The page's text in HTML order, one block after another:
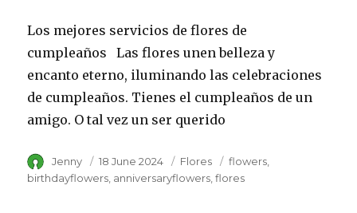
Los mejores servicios de flores de
cumpleaños Las flores unen belleza y
encanto eterno, iluminando las celebraciones
de cumpleaños. Tienes el cumpleaños de un
amigo. O tal vez un ser querido
Author
Jenny
Posted
on
18 June 2024 Category
Flores Tags
flowers
birthdayflowers anniversaryflowers flores